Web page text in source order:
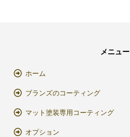
メニュー
ホーム
ブランズのコーティング
マット塗装専用コーティング
オプション